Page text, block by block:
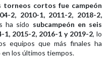
torneos cortos fue campeón
2, 2010-1, 2011-2, 2018-2,
ha sido subcampeón en seis
1, 2015-2, 2016-1 y 2019-2, lo
equipos que más finales ha
los últimos tiempos.